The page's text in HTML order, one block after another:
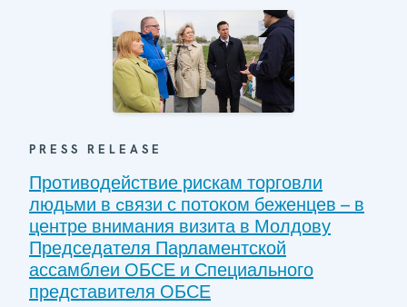
PRESS RELEASE
Противодействие рискам торговли
людьми в cвязи с потоком беженцев – в
центре внимания визита в Молдову
Председателя Парламентской
ассамблеи ОБСЕ и Специального
представителя ОБСЕ